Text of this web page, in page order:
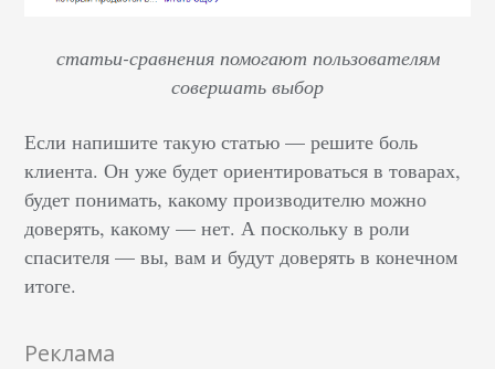
статьи-сравнения помогают пользователям
совершать выбор
Если напишите такую статью — решите боль
клиента. Он уже будет ориентироваться в товарах,
будет понимать, какому производителю можно
доверять, какому — нет. А поскольку в роли
спасителя — вы, вам и будут доверять в конечном
итоге.
Реклама